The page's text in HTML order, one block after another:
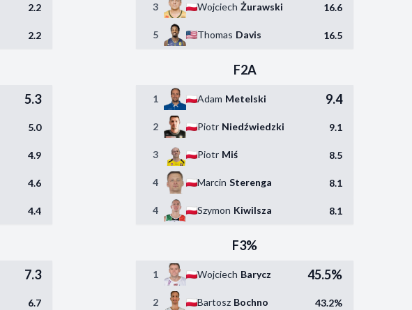
2.2
2.2
3 Wojciech Żurawski 16.6
5 Thomas Davis 16.5
5.3
5.0
4.9
4.6
4.4
F2A
1 Adam Metelski 9.4
2 Piotr Niedźwiedzki 9.1
3 Piotr Miś 8.5
4 Marcin Sterenga 8.1
4 Szymon Kiwilsza 8.1
7.3
6.7
F3%
1 Wojciech Barycz 45.5%
2 Bartosz Bochno 43.2%